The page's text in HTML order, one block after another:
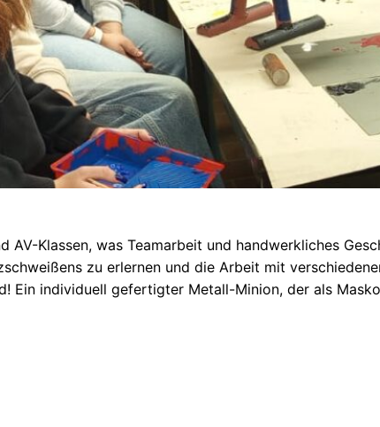
Klassen, was Teamarbeit und handwerkliches
zu erlernen und die Arbeit mit
Ein individuell gefertigter Metall-Minion, der als